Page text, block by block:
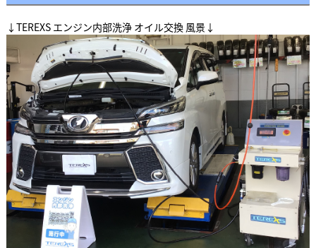
↓TEREXS エンジン内部洗浄 オイル交換 風景↓